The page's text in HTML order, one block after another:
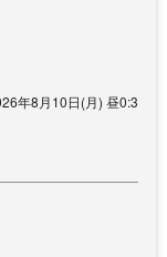
年8月10日(月) 昼0:3